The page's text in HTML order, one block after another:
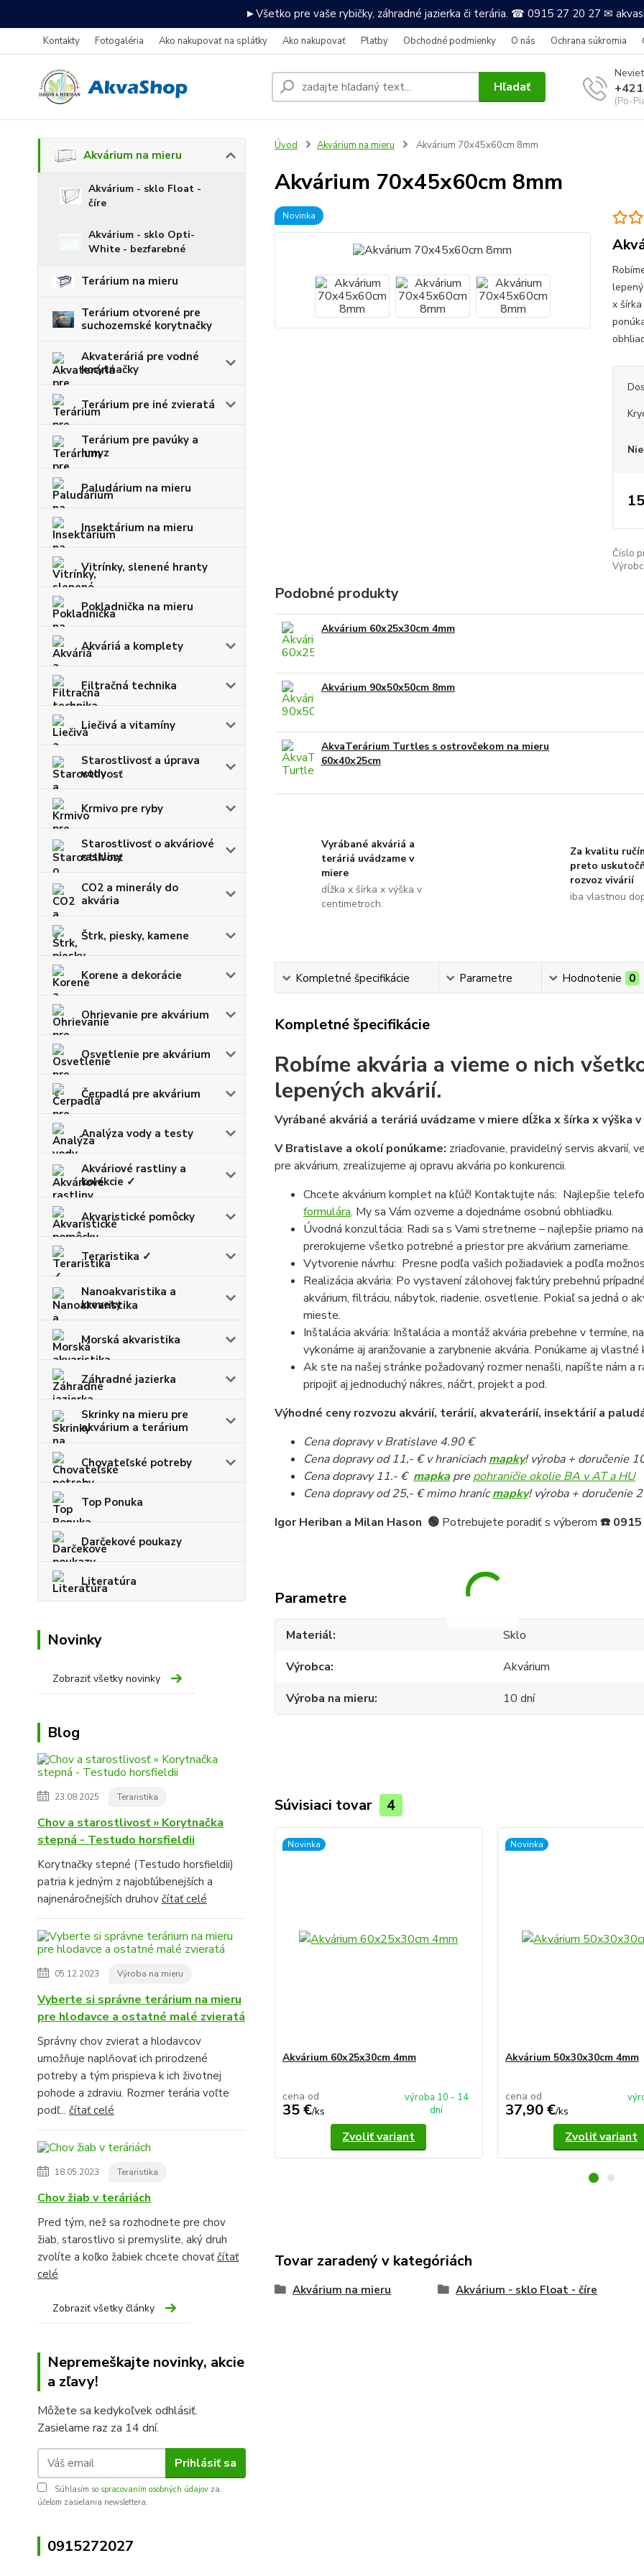
►Všetko pre vaše rybičky, záhradné jazierka či terária. ☎ 0915 27 20 27 ✉
Kontakty Fotogaléria Ako nakupovať na splátky Ako nakupovať Platby Obchodné podmienky O nás Ochrana súkromia
Hľadať
(Po-
Akvárium na mieru
Akvárium - sklo Float -
číre
Akvárium - sklo Opti-
White - bezfarebné
Terárium na mieru
Terárium otvorené pre
suchozemské korytnačky
Akvateráriá pre vodné
korytnačky
Terárium pre iné zvieratá
Terárium pre pavúky a
hmyz
Paludárium na mieru
Insektárium na mieru
Vitrínky, slenené hranty
Pokladnička na mieru
Akváriá a komplety
Filtračná technika
Liečivá a vitamíny
Starostlivosť a úprava
vody
Krmivo pre ryby
Starostlivosť o akváriové
rastliny
CO2 a minerály do
akvária
Štrk, piesky, kamene
Korene a dekorácie
Ohrievanie pre akvárium
Osvetlenie pre akvárium
Čerpadlá pre akvárium
Analýza vody a testy
Akváriové rastliny a
kolekcie ✓
Akvaristické pomôcky
Teraristika ✓
Nanoakvaristika a
krevety
Morská akvaristika
Záhradné jazierka
Skrinky na mieru pre
akvárium a terárium
Chovateľské potreby
Top Ponuka
Darčekové poukazy
Literatúra
Novinky
Zobraziť všetky novinky
Blog
23.08.2025 Teraristika
Chov a starostlivosť » Korytnačka
stepná - Testudo horsfieldii
Korytnačky stepné (Testudo horsfieldii)
patria k jedným z najobľúbenejších a
najnenáročnejších druhov čítať celé
05.12.2023 Výroba na mieru
Vyberte si správne terárium na mieru
pre hlodavce a ostatné malé zvieratá
Správny chov zvierat a hlodavcov
umožňuje naplňovať ich prirodzené
potreby a tým prispieva k ich životnej
pohode a zdraviu. Rozmer terária voľte
podľ... čítať celé
18.05.2023 Teraristika
Chov žiab v teráriách
Pred tým, než sa rozhodnete pre chov
žiab, starostlivo si premyslite, aký druh
zvolíte a koľko žabiek chcete chovaťčítať
celé
Zobraziť všetky články
Nepremeškajte novinky, akcie
a zľavy!
Môžete sa kedykoľvek odhlásiť.
Zasielame raz za 14 dní.
Prihlásiť sa
Súhlasím so spracovaním osobných údajov za
účelom zasielania newslettera.
0915272027
Úvod Akvárium na mieru Akvárium 70x45x60cm 8mm
Akvárium 70x45x60cm 8mm
Novinka
x
Číslo
Podobné produkty
Akvárium 60x25x30cm 4mm
Akvárium 90x50x50cm 8mm
AkvaTerárium Turtles s ostrovčekom na mieru
60x40x25cm
Vyrábané akváriá a
teráriá uvádzame v
miere
dĺžka x šírka x výška v
centimetroch.
Za kvalitu
preto
rozvoz vivárií
iba vlastnou
Kompletné špecifikácie Parametre Hodnotenie 0
Kompletné špecifikácie
Robíme akvária a vieme o nich
lepených akvárií.
Vyrábané akváriá a teráriá uvádzame v miere dĺžka x šírka x výška
V Bratislave a okolí ponúkame: zriaďovanie, pravidelný servis akvarií,
pre akvárium, zrealizujeme aj opravu akvária po konkurencii.
Chcete akvárium komplet na kľúč! Kontaktujte nás: Najlepšie
formulára. My sa Vám ozveme a dojednáme osobnú obhliadku.
Úvodná konzultácia: Radi sa s Vami stretneme – najlepšie priamo
prerokujeme všetko potrebné a priestor pre akvárium zameriame.
Vytvorenie návrhu: Presne podľa vašich požiadaviek a podľa
Realizácia akvária: Po vystavení zálohovej faktúry prebehnú
akvárium, filtráciu, nábytok, riadenie, osvetlenie. Pokiaľ sa jedná o
mieste.
Inštalácia akvária: Inštalácia a montáž akvária prebehne v termíne,
vykonáme aj aranžovanie a zarybnenie akvária. Ponúkame aj
Ak ste na našej stránke požadovaný rozmer nenašli, napíšte nám
pripojiť aj jednoduchý nákres, náčrt, projekt a pod.
Výhodné ceny rozvozu akvárií, terárií, akvaterárií, insektárií a
Cena dopravy v Bratislave 4.90 €
Cena dopravy od 11,- € v hraniciachmapky! výroba + doručenie
Cena dopravy 11.- € mapkapre pohraničie okolie BA v AT a HU
Cena dopravy od 25,- € mimo hranícmapky! výroba + doručenie
Igor Heriban a Milan Hason 🟢 Potrebujete poradiť s výberom ☎️
Parametre
Materiál
Sklo
Výrobca
Akvárium
Výroba na mieru
10 dní
Súvisiaci tovar 4
Novinka
Akvárium 60x25x30cm 4mm
cena od
35 €/ks
výroba 10 - 14
dní
Zvoliť variant
Novinka
Akvárium 50x30x30cm 4mm
cena od
37,90 €/ks
Zvoliť variant
Tovar zaradený v kategóriách
Akvárium na mieru Akvárium - sklo Float - číre